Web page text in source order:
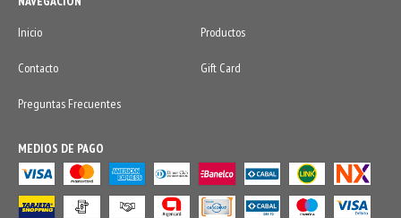
Inicio
Productos
Contacto Gift Card
Preguntas Frecuentes
MEDIOS DE PAGO